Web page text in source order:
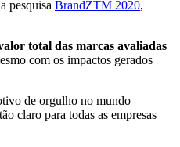
pesquisa BrandZTM 2020,
total das marcas avaliadas
com os impactos gerados
de orgulho no mundo
claro para todas as empresas